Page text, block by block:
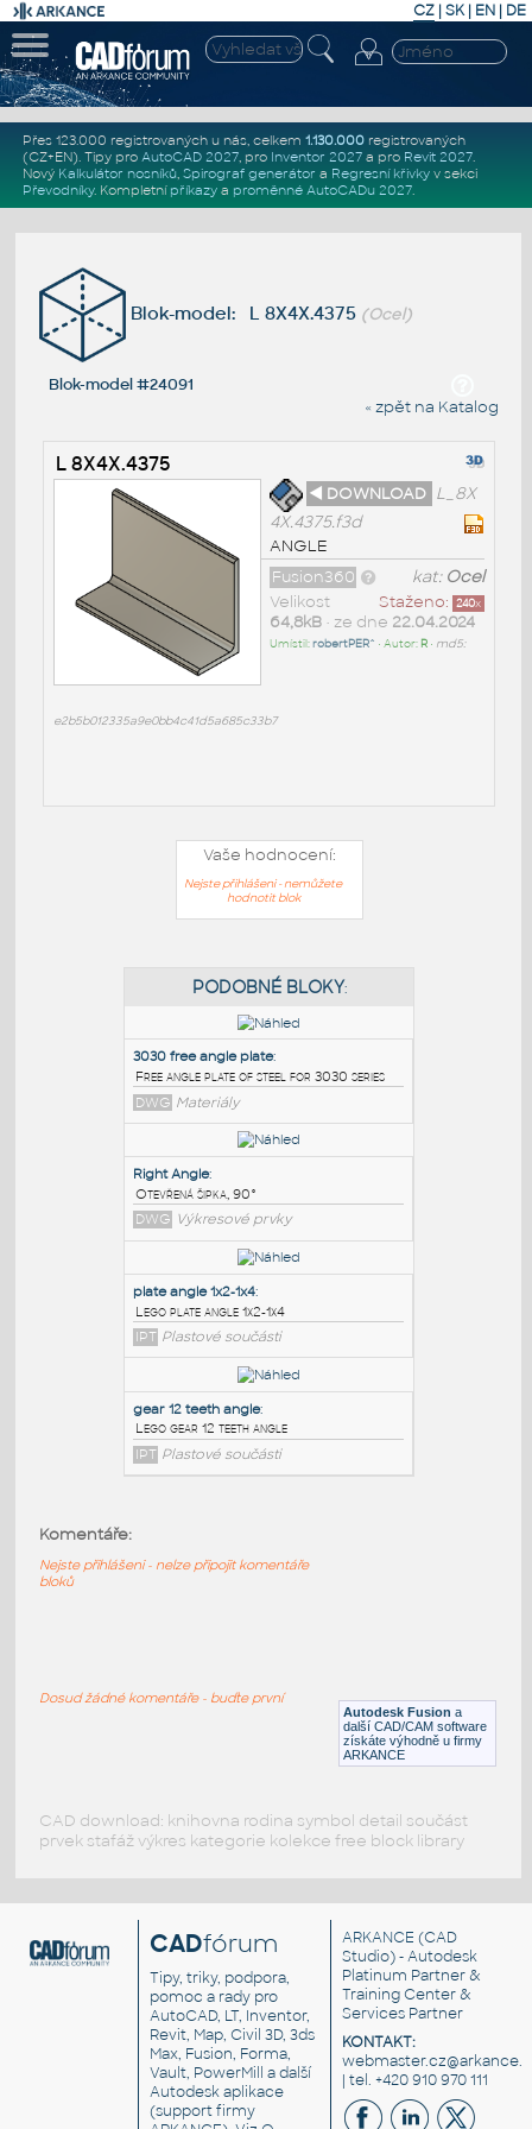
CZ | SK| EN | DE
Přes 123.000 registrovaných u nás, celkem 1.130.000registrovaných
(CZ+EN). Tipy pro AutoCAD 2027, pro Inventor 2027a pro Revit 2027.
Nový Kalkulátor nosníků, Spirograf generátor a Regresní křivkyv sekci
Převodníky. Kompletní příkazya proměnné AutoCADu 2027.
Blok-model: L 8X4X.4375 (Ocel)
Blok-model #24091
« zpět na Katalog
L 8X4X.4375
◄ DOWNLOAD L_8X
4X.4375.f3d
ANGLE
kat: Ocel
Fusion360
Staženo: 240x
Velikost
64,8kB• ze dne 22.04.2024
Umístil:robertPER^ • Autor: R• md5:
e2b5b012335a9e0bb4c41d5a685c33b7
Vaše hodnocení:
Nejste přihlášeni - nemůžete
hodnotit blok
PODOBNÉ BLOKY:
3030 free angle plate:
Free angle plate of steel for 3030 series
DWG Materiály
Right Angle:
Otevřená šipka, 90°
DWG Výkresové prvky
IPT Plastové součásti
Plastové součásti Autodesk Fusion a
další CAD/CAM software
získáte výhodně u firmy
ARKANCE
Komentáře:
Nejste přihlášeni - nelze připojit komentáře
bloků
Dosud žádné komentáře - buďte první
CAD download: knihovna rodina symbol detail součást
prvek stafáž výkres kategorie kolekce free block library
CADfórum
Tipy, triky, podpora,
pomoc a rady pro
AutoCAD, LT, Inventor,
Revit, Map, Civil 3D, 3ds
Max, Fusion, Forma,
Vault, PowerMill a další
Autodesk aplikace
(support firmy
ARKANCE (CAD
Studio) - Autodesk
Platinum Partner &
Training Center &
Services Partner
KONTAKT:
| tel. +420 910 970 111